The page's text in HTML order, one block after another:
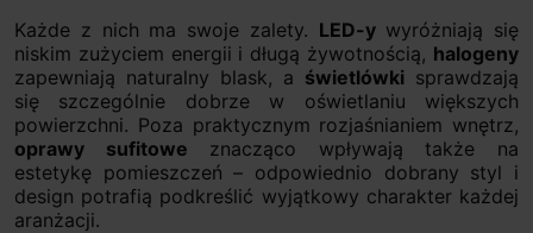
Każde z nich ma swoje zalety. LED-ywyróżniają się
niskim zużyciem energii i długą żywotnością, halogeny
zapewniają naturalny blask, a świetlówki sprawdzają
się szczególnie dobrze w oświetlaniu większych
powierzchni. Poza praktycznym rozjaśnianiem wnętrz,
oprawy sufitowe znacząco wpływają także na
estetykę pomieszczeń – odpowiednio dobrany styl i
design potrafią podkreślić wyjątkowy charakter każdej
aranżacji.